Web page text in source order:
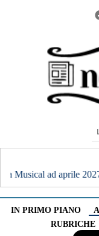
e Catania, uniche
IN PRIMO PIANO
RUBRICHE